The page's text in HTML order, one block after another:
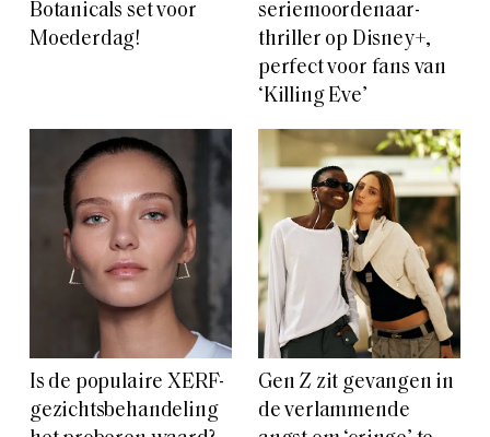
Botanicals set voor
Moederdag!
seriemoordenaar-
thriller op Disney+,
perfect voor fans van
‘Killing Eve’
Is de populaire XERF-
gezichtsbehandeling
Gen Z zit gevangen in
de verlammende